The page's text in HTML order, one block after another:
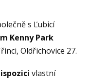
s Ľubicí
Kenny Park
Oldřichovice 27.
vlastní